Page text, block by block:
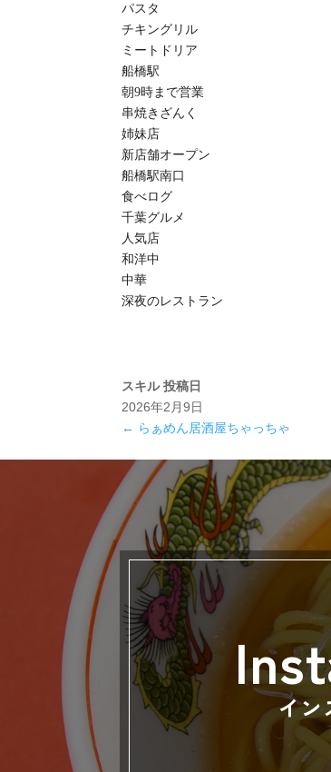
パスタ
チキングリル
ミートドリア
船橋駅
朝9時まで営業
串焼きざんく
姉妹店
新店舗オープン
船橋駅南口
食べログ
千葉グルメ
人気店
和洋中
中華
深夜のレストラン
スキル 投稿日
2026年2月9日
← らぁめん居酒屋ちゃっちゃ
イン